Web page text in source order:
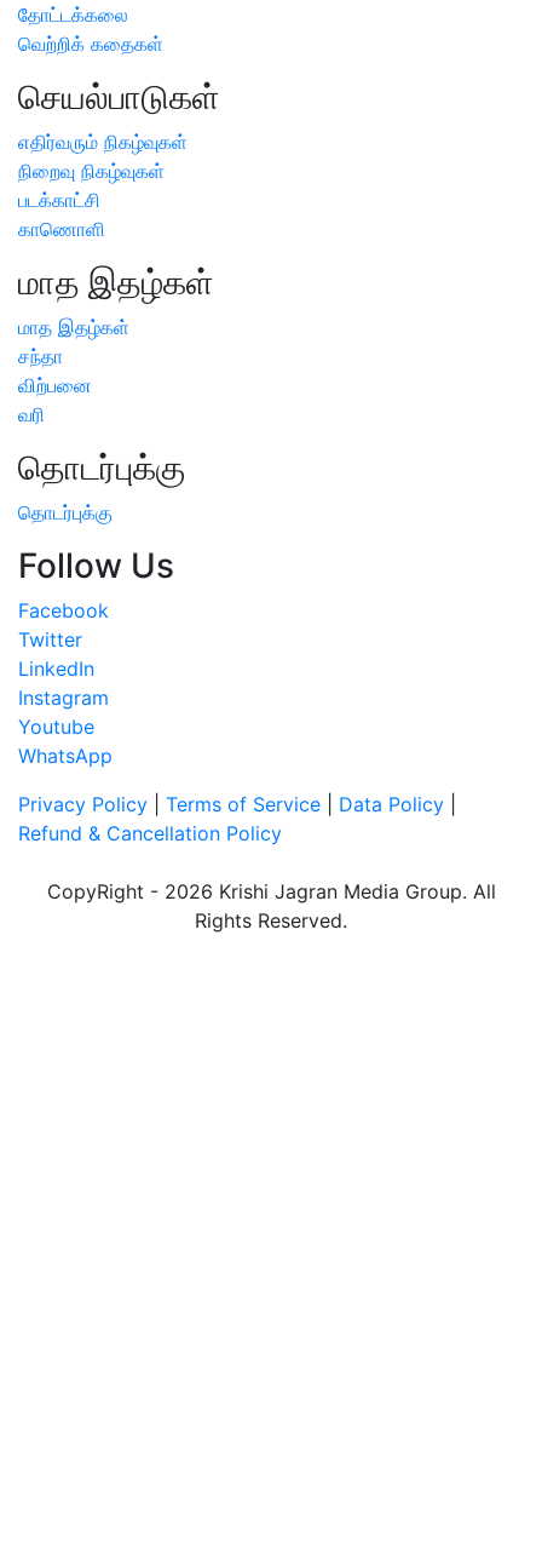
தோட்டக்கலை
வெற்றிக் கதைகள்
செயல்பாடுகள்
எதிர்வரும் நிகழ்வுகள்
நிறைவு நிகழ்வுகள்
படக்காட்சி
காணொளி
மாத இதழ்கள்
மாத இதழ்கள்
சந்தா
விற்பனை
வரி
தொடர்புக்கு
தொடர்புக்கு
Follow Us
Facebook
Twitter
LinkedIn
Instagram
Youtube
WhatsApp
Privacy Policy
Terms of Service Data Policy
Refund & Cancellation Policy
CopyRight - 2026 Krishi Jagran Media Group. All
Rights Reserved.